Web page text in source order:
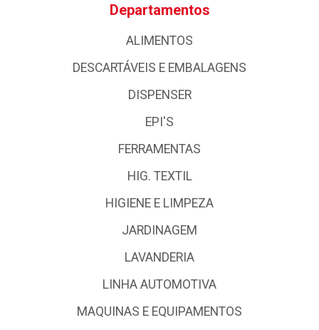
Departamentos
ALIMENTOS
DESCARTÁVEIS E EMBALAGENS
DISPENSER
EPI'S
FERRAMENTAS
HIG. TEXTIL
HIGIENE E LIMPEZA
JARDINAGEM
LAVANDERIA
LINHA AUTOMOTIVA
MAQUINAS E EQUIPAMENTOS